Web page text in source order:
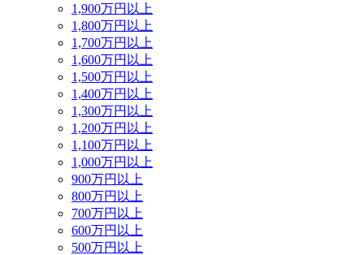
1,900万円以上
1,800万円以上
1,700万円以上
1,600万円以上
1,500万円以上
1,400万円以上
1,300万円以上
1,200万円以上
1,100万円以上
1,000万円以上
900万円以上
800万円以上
700万円以上
600万円以上
500万円以上